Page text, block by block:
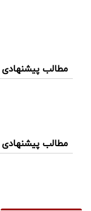
مطالب پیشنهادی
مطالب پیشنهادی